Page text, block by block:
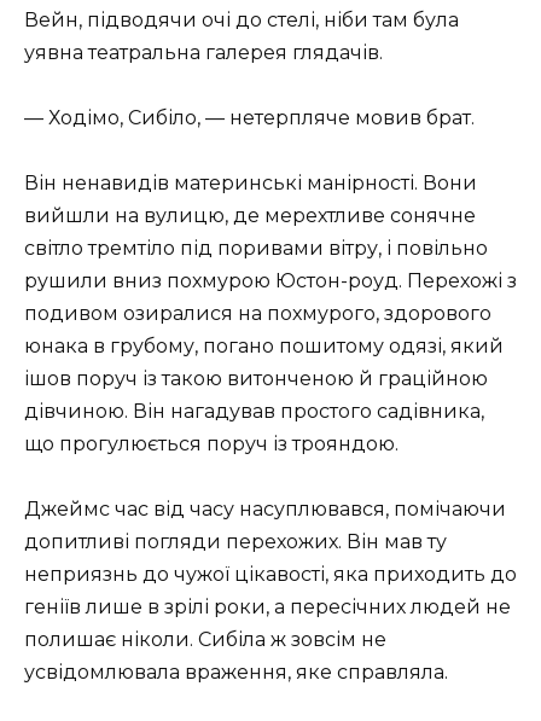
Вейн, підводячи очі до стелі, ніби там була
уявна театральна галерея глядачів.
— Ходімо, Сибіло, — нетерпляче мовив брат.
Він ненавидів материнські манірності. Вони
вийшли на вулицю, де мерехтливе сонячне
світло тремтіло під поривами вітру, і повільно
рушили вниз похмурою Юстон-роуд. Перехожі з
подивом озиралися на похмурого, здорового
юнака в грубому, погано пошитому одязі, який
ішов поруч із такою витонченою й граційною
дівчиною. Він нагадував простого садівника,
що прогулюється поруч із трояндою.
Джеймс час від часу насуплювався, помічаючи
допитливі погляди перехожих. Він мав ту
неприязнь до чужої цікавості, яка приходить до
геніїв лише в зрілі роки, а пересічних людей не
полишає ніколи. Сибіла ж зовсім не
усвідомлювала враження, яке справляла.